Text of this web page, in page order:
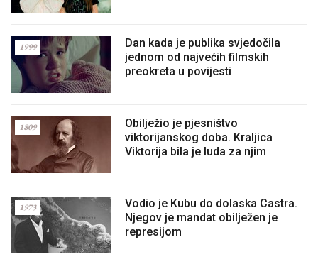
Dan kada je publika svjedočila
jednom od najvećih filmskih
preokreta u povijesti
1999
Obilježio je pjesništvo
viktorijanskog doba. Kraljica
Viktorija bila je luda za njim
1809
Vodio je Kubu do dolaska Castra.
Njegov je mandat obilježen je
represijom
1973